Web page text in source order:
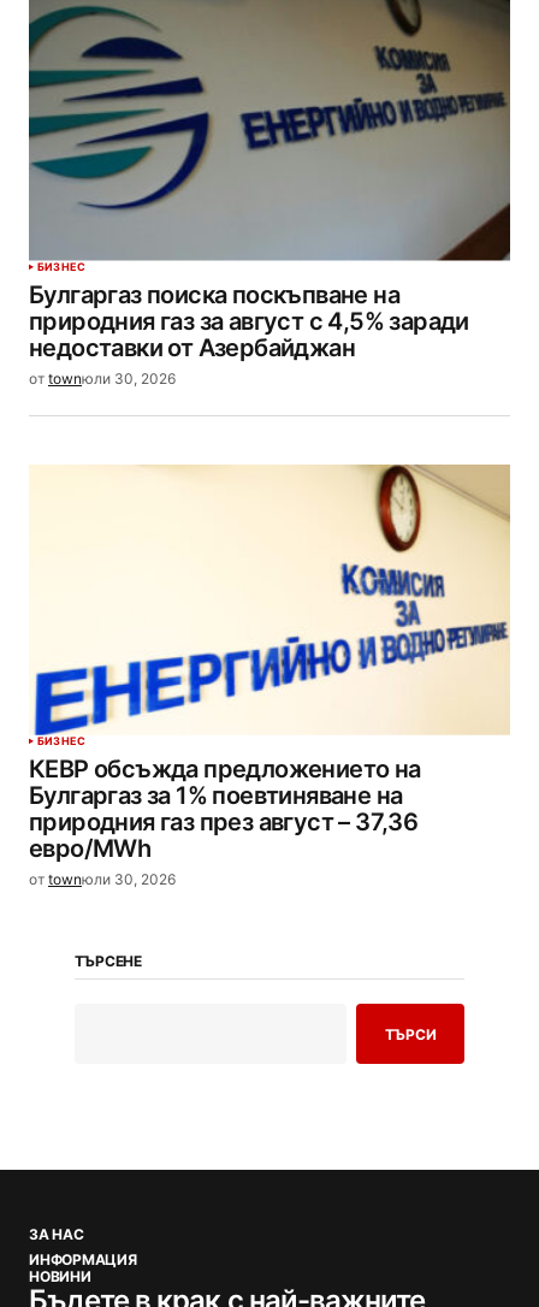
БИЗНЕС
Булгаргаз поиска поскъпване на
природния газ за август с 4,5% заради
недоставки от Азербайджан
от townюли 30, 2026
БИЗНЕС
КЕВР обсъжда предложението на
Булгаргаз за 1% поевтиняване на
природния газ през август – 37,36
евро/MWh
от townюли 30, 2026
ТЪРСЕНЕ
ТЪРСИ
ЗА НАС
ИНФОРМАЦИЯ
НОВИНИ